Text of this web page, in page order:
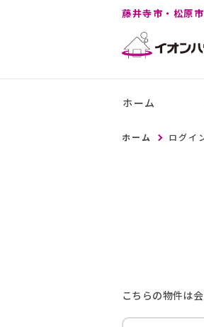
藤井寺市・松原
ホーム
ホーム ログイ
こちらの物件は